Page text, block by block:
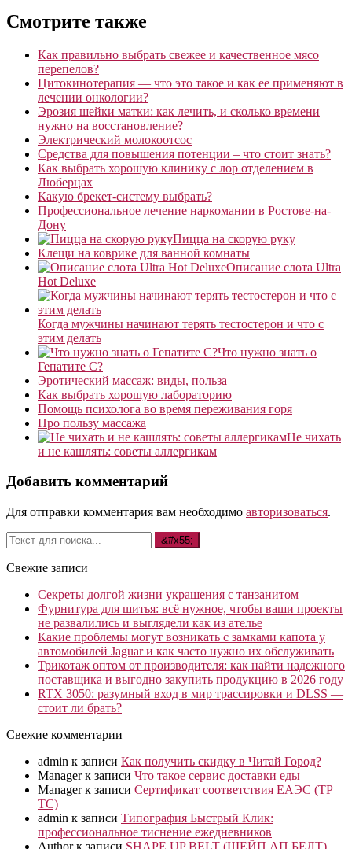
Смотрите также
Как правильно выбрать свежее и качественное мясо
перепелов?
Цитокинотерапия — что это такое и как ее применяют в
лечении онкологии?
Эрозия шейки матки: как лечить, и сколько времени
нужно на восстановление?
Электрический молокоотсос
Средства для повышения потенции – что стоит знать?
Как выбрать хорошую клинику с лор отделением в
Люберцах
Какую брекет-систему выбрать?
Профессиональное лечение наркомании в Ростове-на-
Дону
Пицца на скорую руку
Клещи на коврике для ванной комнаты
Описание слота Ultra
Hot Deluxe
Когда мужчины начинают терять тестостерон и что с
этим делать
Что нужно знать о
Гепатите С?
Эротический массаж: виды, польза
Как выбрать хорошую лабораторию
Помощь психолога во время переживания горя
Про пользу массажа
Не чихать
и не кашлять: советы аллергикам
Добавить комментарий
Для отправки комментария вам необходимо авторизоваться.
Свежие записи
Секреты долгой жизни украшения с танзанитом
Фурнитура для шитья: всё нужное, чтобы ваши проекты
не развалились и выглядели как из ателье
Какие проблемы могут возникать с замками капота у
автомобилей Jaguar и как часто нужно их обслуживать
Трикотаж оптом от производителя: как найти надежного
поставщика и выгодно закупить продукцию в 2026 году
RTX 3050: разумный вход в мир трассировки и DLSS —
стоит ли брать?
Свежие комментарии
admin к записи Как получить скидку в Читай Город?
Managerк записи Что такое сервис доставки еды
Managerк записи Сертификат соответствия ЕАЭС (ТР
ТС)
admin к записи Типография Быстрый Клик:
профессиональное тиснение ежедневников
Authorк записи SHAPE UP BELT (ШЕЙП АП БЕЛТ)